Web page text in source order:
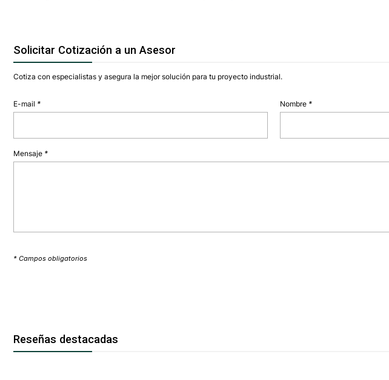
Solicitar Cotización a un Asesor
Cotiza con especialistas y asegura la mejor solución para tu proyecto industrial.
E-mail * Nombre *
Mensaje *
* Campos obligatorios
Reseñas destacadas